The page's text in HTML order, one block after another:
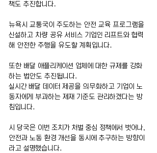
책도 추진합니다.
뉴욕시 교통국이 주도하는 안전 교육 프로그램을
신설하고 차량 공유 서비스 기업인 리프트와 협력
해 안전한 주행을 유도할 계획입니다.
또한 배달 애플리케이션 업체에 대한 규제를 강화
하는 법안도 추진됩니다.
실시간 배달 데이터 제공을 의무화하고 기업이 노
동자에게 부과하는 제재 기준도 관리하겠다는 방
침입니다.
시 당국은 이번 조치가 처벌 중심 정책에서 벗어나,
안전과 노동 환경 개선을 동시에 추구하는 방향이
라고 설명했습니다.